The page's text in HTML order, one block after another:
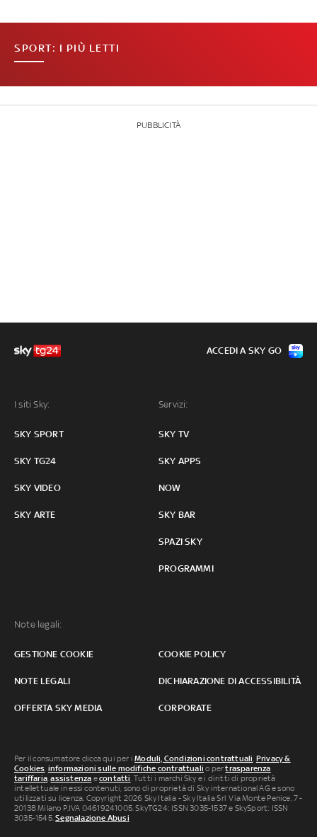
SPORT: I PIÙ LETTI
PUBBLICITÀ
I siti Sky:
SKY SPORT
SKY TG24
SKY VIDEO
SKY ARTE
Servizi:
SKY TV
SKY APPS
NOW
SKY BAR
SPAZI SKY
PROGRAMMI
Note legali:
GESTIONE COOKIE COOKIE POLICY
NOTE LEGALI DICHIARAZIONE DI ACCESSIBILITÀ
OFFERTA SKY MEDIA CORPORATE
ACCEDI A SKY GO
Per il consumatore clicca qui per iModuli, Condizioni contrattuali Privacy &
Cookies informazioni sulle modifiche contrattuali o pertrasparenza
tariffaria ,assistenza econtatti . Tutti i marchi Sky e i diritti di proprietà
intellettuale in essi contenuti, sono di proprietà di Sky international AG e sono
utilizzati su licenza. Copyright 2026 Sky Italia - Sky Italia Srl Via Monte Penice, 7 -
20138 Milano P.IVA 04619241005. SkyTG24: ISSN 3035-1537 e SkySport: ISSN
3035-1545.Segnalazione Abusi